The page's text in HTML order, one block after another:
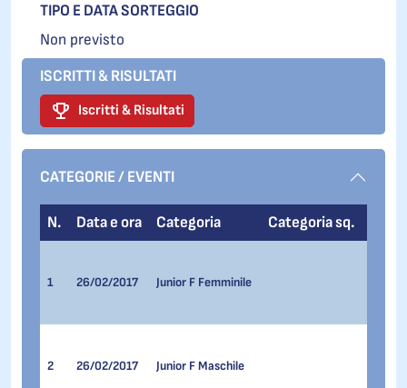
TIPO E DATA SORTEGGIO
Non previsto
ISCRITTI & RISULTATI
Iscritti & Risultati
CATEGORIE / EVENTI
N. Data e ora Categoria Categoria sq.
1 26/02/2017 Junior F Femminile
2 26/02/2017 Junior F Maschile